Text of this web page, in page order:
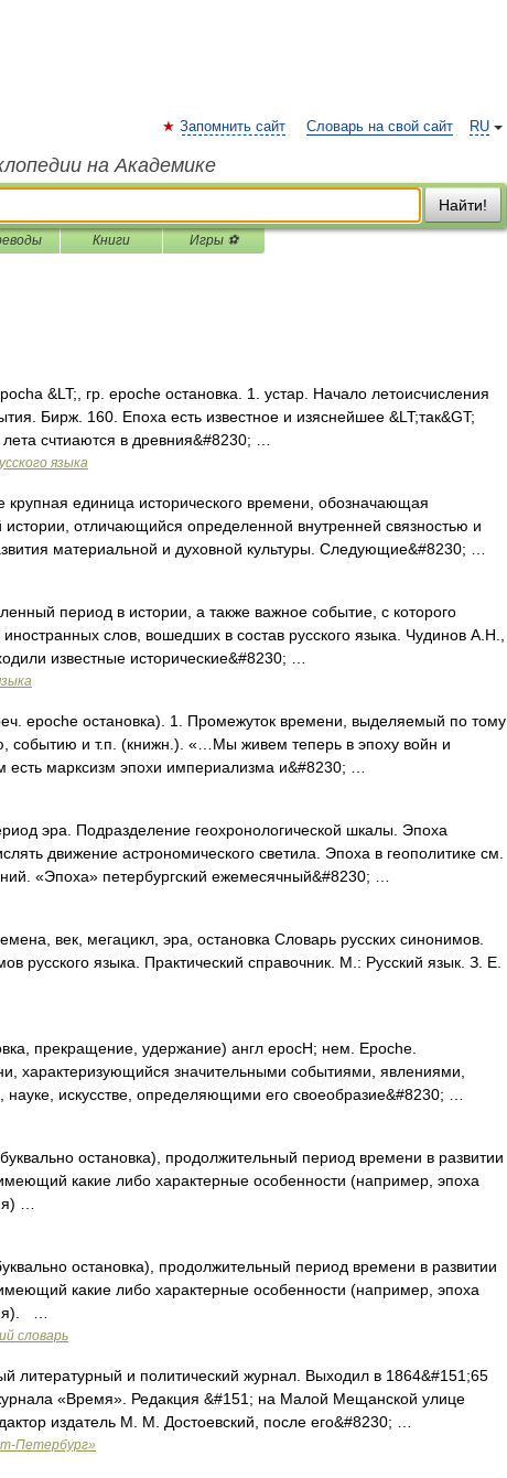
RU
Запомнить сайт Словарь на свой сайт
на Академике
Найти!
Книги Игры ⚽
&LT;, гр. epoche остановка. 1. устар. Начало летоисчисления
Бирж. 160. Епоха есть известное и изяснейшее &LT;так&GT;
счтиаются в древния&#8230; …
языка
крупная единица исторического времени, обозначающая
отличающийся определенной внутренней связностью и
материальной и духовной культуры. Следующие&#8230; …
период в истории, а также важное событие, с которого
слов, вошедших в состав русского языка. Чудинов А.Н.,
известные исторические&#8230; …
epoche остановка). 1. Промежуток времени, выделяемый по тому
событию и т.п. (книжн.). «…Мы живем теперь в эпоху войн и
марксизм эпохи империализма и&#8230; …
эра. Подразделение геохронологической шкалы. Эпоха
движение астрономического светила. Эпоха в геополитике см.
«Эпоха» петербургский ежемесячный&#8230; …
век, мегацикл, эра, остановка Словарь русских синонимов.
русского языка. Практический справочник. М.: Русский язык. З. Е.
прекращение, удержание) англ еросН; нем. Epoche.
характеризующийся значительными событиями, явлениями,
искусстве, определяющими его своеобразие&#8230; …
остановка), продолжительный период времени в развитии
какие либо характерные особенности (например, эпоха
…
остановка), продолжительный период времени в развитии
какие либо характерные особенности (например, эпоха
…
словарь
литературный и политический журнал. Выходил в 1864&#151;65
«Время». Редакция &#151; на Малой Мещанской улице
издатель М. М. Достоевский, после его&#8230; …
Петербург»